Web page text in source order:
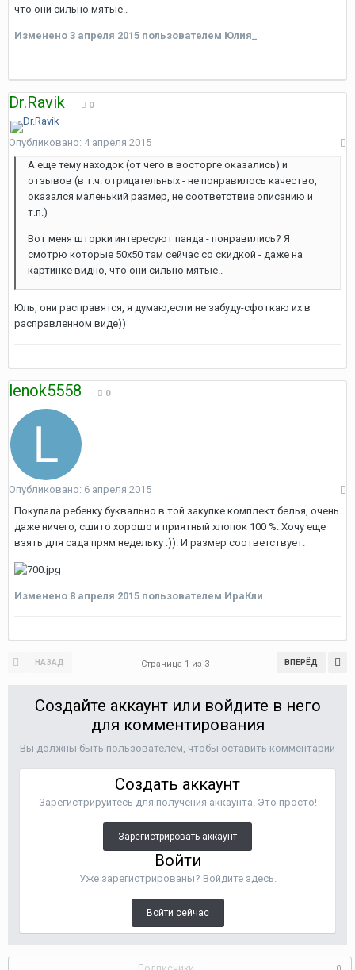
что они сильно мятые..
Изменено 3 апреля 2015 пользователем Юлия_
Dr.Ravik 0
Опубликовано: 4 апреля 2015
А еще тему находок (от чего в восторге оказались) и
отзывов (в т.ч. отрицательных - не понравилось качество,
оказался маленький размер, не соответствие описанию и
т.п.)
Вот меня шторки интересуют панда - понравились? Я
смотрю которые 50х50 там сейчас со скидкой - даже на
картинке видно, что они сильно мятые..
Юль, они расправятся, я думаю,если не забуду-сфоткаю их в
расправленном виде))
lenok5558 0
Опубликовано: 6 апреля 2015
Покупала ребенку буквально в той закупке комплект белья, очень
даже ничего, сшито хорошо и приятный хлопок 100 %. Хочу еще
взять для сада прям недельку :)). И размер соответствует.
Изменено 8 апреля 2015 пользователем ИраКли
НАЗАД ВПЕРЁД
Страница 1 из 3
Создайте аккаунт или войдите в него
для комментирования
Вы должны быть пользователем, чтобы оставить комментарий
Создать аккаунт
Зарегистрируйтесь для получения аккаунта. Это просто!
Зарегистрировать аккаунт
Войти
Уже зарегистрированы? Войдите здесь.
Войти сейчас